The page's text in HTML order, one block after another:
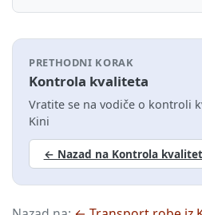
PRETHODNI KORAK
Kontrola kvaliteta
Vratite se na vodiče o kontroli
Kini
← Nazad na Kontrola